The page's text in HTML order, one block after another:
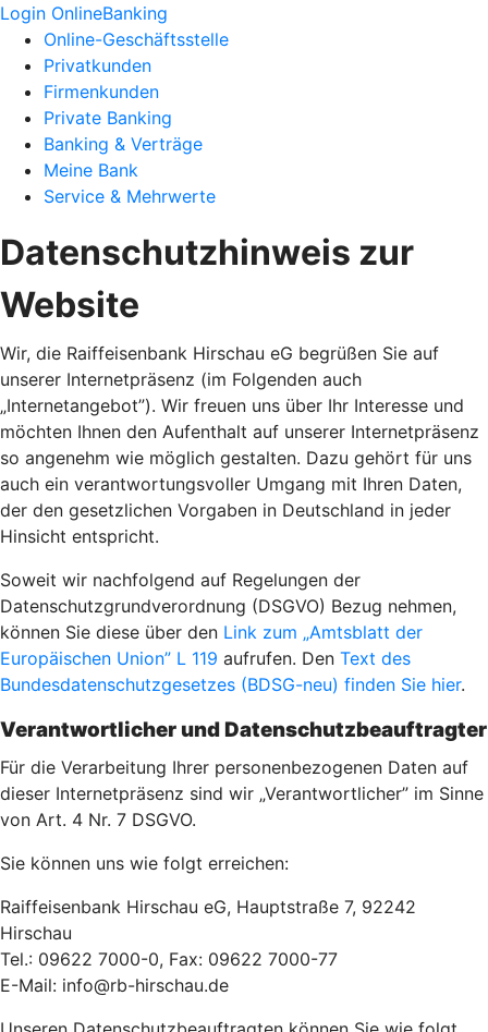
Login OnlineBanking
Online-Geschäftsstelle
Privatkunden
Firmenkunden
Private Banking
Banking & Verträge
Meine Bank
Service & Mehrwerte
Datenschutzhinweis zur
Website
Wir, die Raiffeisenbank Hirschau eG begrüßen Sie auf
unserer Internetpräsenz (im Folgenden auch
„Internetangebot”). Wir freuen uns über Ihr Interesse und
möchten Ihnen den Aufenthalt auf unserer Internetpräsenz
so angenehm wie möglich gestalten. Dazu gehört für uns
auch ein verantwortungsvoller Umgang mit Ihren Daten,
der den gesetzlichen Vorgaben in Deutschland in jeder
Hinsicht entspricht.
Soweit wir nachfolgend auf Regelungen der
Datenschutzgrundverordnung (DSGVO) Bezug nehmen,
können Sie diese über den Link zum „Amtsblatt der
Europäischen Union” L 119 aufrufen. Den Text des
Bundesdatenschutzgesetzes (BDSG-neu) finden Sie hier.
Verantwortlicher und Datenschutzbeauftragter
Für die Verarbeitung Ihrer personenbezogenen Daten auf
dieser Internetpräsenz sind wir „Verantwortlicher” im Sinne
von Art. 4 Nr. 7 DSGVO.
Sie können uns wie folgt erreichen:
Raiffeisenbank Hirschau eG, Hauptstraße 7, 92242
Hirschau
Tel.: 09622 7000-0, Fax: 09622 7000-77
E-Mail: info@rb-hirschau.de